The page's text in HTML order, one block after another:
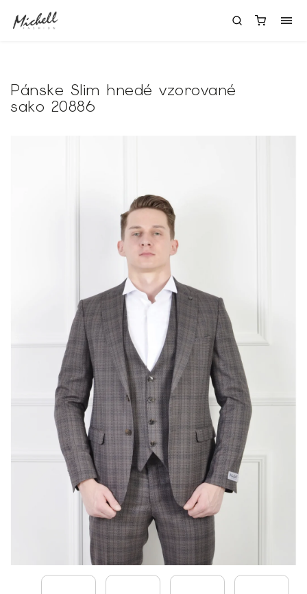
Pánske Slim hnedé vzorované
sako 20886